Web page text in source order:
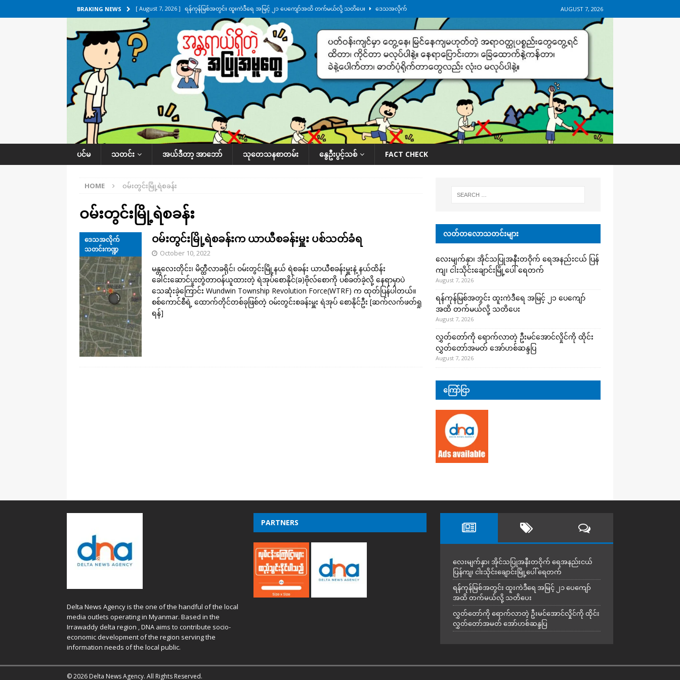
BRAKING NEWS [ August 7, 2026 ] ရန်ကုန်မြစ်အတွင်း ထူးကဲဒီရေ အ​မြင့် ၂၁ ပေကျော်အထိ တက်မယ်လို့ သတိပေး ဒေသအလိုက်
သတင်းကဏ္ဍ
[ August 7, 2026 ] လွှတ်တော်ကို ရောက်လာတဲ့ ဦးမင်အောင်လှိုင်ကို ထိုင်းလွှတ်တော်အမတ် အော်ဟစ်ဆန္ဒပြ
UNCATEGORIZED
[ August 6, 2026 ] တာကျိုးပြီး ခုနှစ်ရက်မြောက်နေ့မှာ ငသိုင်းချောင်းမြို့ကို ရေစတင်ရောက်ရှိ ဒေသအလိုက် သတင်း
[ August 6, 2026 ] လေးမျက်နှာမှာ ရေဘေးကူနေတဲ့ ငသိုင်းချောင်းဒေသခံ လူငယ်တဦး ရေစီးနဲ့မျောပါသေဆုံး
အလိုက် သတင်းကဏ္ဍ
[ August 7, 2026 ] လေးမျက်နှာ၊ အိုင်သပြုအနီးတဝိုက် ရေအနည်းငယ် ပြန်ကျ၊ ငါးသိုင်းချောင်းမြို့ပေါ် ရေတက်
ဒေသအလိုက် သတင်းကဏ္ဍ
AUGUST 7, 2026
ပင်မ သတင်း အယ်ဒီတာ့ အာဘော် သုတေသနစာတမ်း နွေဦးပွင့်သစ် FACT CHECK
HOME ဝမ်းတွင်းမြို့ရဲစခန်း
ဝမ်းတွင်းမြို့ရဲစခန်း
ဒေသအလိုက်
သတင်းကဏ္ဍ
ဝမ်းတွင်းမြို့ရဲစခန်းက ယာယီစခန်းမှူး ပစ်သတ်ခံရ
October 10, 2022
မန္တလေးတိုင်း၊ မိတ္ထီလာခရိုင်၊ ဝမ်းတွင်းမြို့နယ် ရဲစခန်း ယာယီစခန်းမှူးနဲ့ နယ်ထိန်း
ခေါင်းဆောင်ပူးတွဲတာဝန်ယူထားတဲ့ ရဲအုပ်စောနိုင်(ခ)ဗိုလ်စောကို ပစ်ခတ်ခဲ့လို့ နေရာမှာပဲ
သေဆုံးခဲ့ကြောင်း Wundwin Township Revolution Force(WTRF) က ထုတ်ပြန်ပါတယ်။
စစ်ကောင်စီရဲ့ ထောက်တိုင်တစ်ခုဖြစ်တဲ့ ဝမ်းတွင်းစခန်းမှူး ရဲအုပ် စောနိုင်ဦး [ဆက်လက်ဖတ်ရှု
ရန်]
လတ်တလောသတင်းများ
လေးမျက်နှာ၊ အိုင်သပြုအနီးတဝိုက် ရေအနည်းငယ် ပြန်
ကျ၊ ငါးသိုင်းချောင်းမြို့ပေါ် ရေတက်
August 7, 2026
ရန်ကုန်မြစ်အတွင်း ထူးကဲဒီရေ အ​မြင့် ၂၁ ပေကျော်
အထိ တက်မယ်လို့ သတိပေး
August 7, 2026
လွှတ်တော်ကို ရောက်လာတဲ့ ဦးမင်အောင်လှိုင်ကို ထိုင်း
လွှတ်တော်အမတ် အော်ဟစ်ဆန္ဒပြ
August 7, 2026
ကြော်ငြာ
Delta News Agency is the one of the handful of the local
media outlets operating in Myanmar. Based in the
Irrawaddy delta region , DNA aims to contribute socio-
economic development of the region serving the
information needs of the local public.
PARTNERS
လေးမျက်နှာ၊ အိုင်သပြုအနီးတဝိုက် ရေအနည်းငယ်
ပြန်ကျ၊ ငါးသိုင်းချောင်းမြို့ပေါ် ရေတက်
ရန်ကုန်မြစ်အတွင်း ထူးကဲဒီရေ အ​မြင့် ၂၁ ပေကျော်
အထိ တက်မယ်လို့ သတိပေး
လွှတ်တော်ကို ရောက်လာတဲ့ ဦးမင်အောင်လှိုင်ကို ထိုင်း
လွှတ်တော်အမတ် အော်ဟစ်ဆန္ဒပြ
© 2026 Delta News Agency. All Rights Reserved.